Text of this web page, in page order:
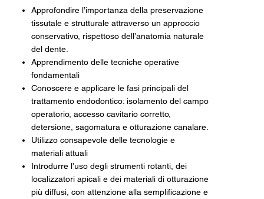
Approfondire l’importanza della preservazione
tissutale e strutturale attraverso un approccio
conservativo, rispettoso dell’anatomia naturale
del dente.
Apprendimento delle tecniche operative
fondamentali
Conoscere e applicare le fasi principali del
trattamento endodontico: isolamento del campo
operatorio, accesso cavitario corretto,
detersione, sagomatura e otturazione canalare.
Utilizzo consapevole delle tecnologie e
materiali attuali
Introdurre l’uso degli strumenti rotanti, dei
localizzatori apicali e dei materiali di otturazione
più diffusi, con attenzione alla semplificazione e